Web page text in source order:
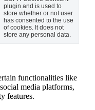
plugin and is used to
store whether or not user
has consented to the use
of cookies. It does not
store any personal data.
functionalities like
media platforms,
features.